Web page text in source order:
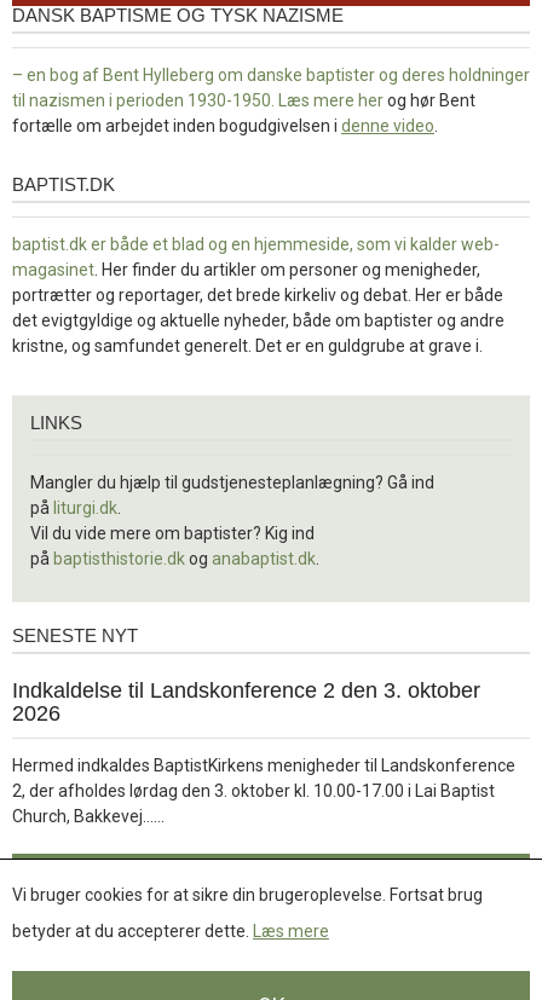
DANSK BAPTISME OG TYSK NAZISME
– en bog af Bent Hylleberg om danske baptister og deres holdninger
til nazismen i perioden 1930-1950. Læs mere herog hør Bent
fortælle om arbejdet inden bogudgivelsen i denne video
baptist.dk
BAPTIST.DK
baptist.dk er både et blad og en hjemmeside, som vi kalder web-
magasinet . Her finder du artikler om personer og menigheder,
portrætter og reportager, det brede kirkeliv og debat. Her er både
det evigtgyldige og aktuelle nyheder, både om baptister og andre
kristne, og samfundet generelt. Det er en guldgrube at grave i.
LINKS
Mangler du hjælp til gudstjenesteplanlægning? Gå ind
på liturgi.dk
Vil du vide mere om baptister? Kig ind
på baptisthistorie.dkog anabaptist.dk
Seneste
SENESTE NYT
1.
jul.
Indkaldelse til Landskonference 2 den 3. oktober
2026
Hermed indkaldes BaptistKirkens menigheder til Landskonference
2, der afholdes lørdag den 3. oktober kl. 10.00-17.00 i Lai Baptist
Church, Bakkevej……
Læs mere
Vi bruger cookies for at sikre din brugeroplevelse. Fortsat brug
betyder at du accepterer dette.
Læs mere